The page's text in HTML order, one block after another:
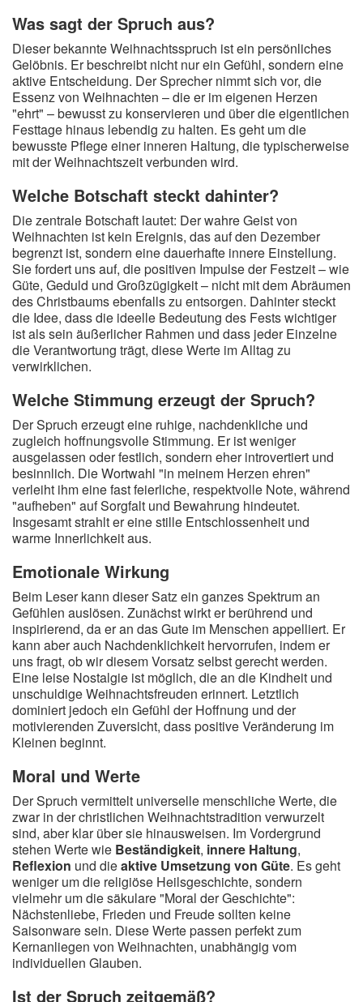
Was sagt der Spruch aus?
Dieser bekannte Weihnachtsspruch ist ein persönliches
Gelöbnis. Er beschreibt nicht nur ein Gefühl, sondern eine
aktive Entscheidung. Der Sprecher nimmt sich vor, die
Essenz von Weihnachten – die er im eigenen Herzen
"ehrt" – bewusst zu konservieren und über die eigentlichen
Festtage hinaus lebendig zu halten. Es geht um die
bewusste Pflege einer inneren Haltung, die typischerweise
mit der Weihnachtszeit verbunden wird.
Welche Botschaft steckt dahinter?
Die zentrale Botschaft lautet: Der wahre Geist von
Weihnachten ist kein Ereignis, das auf den Dezember
begrenzt ist, sondern eine dauerhafte innere Einstellung.
Sie fordert uns auf, die positiven Impulse der Festzeit – wie
Güte, Geduld und Großzügigkeit – nicht mit dem Abräumen
des Christbaums ebenfalls zu entsorgen. Dahinter steckt
die Idee, dass die ideelle Bedeutung des Fests wichtiger
ist als sein äußerlicher Rahmen und dass jeder Einzelne
die Verantwortung trägt, diese Werte im Alltag zu
verwirklichen.
Welche Stimmung erzeugt der Spruch?
Der Spruch erzeugt eine ruhige, nachdenkliche und
zugleich hoffnungsvolle Stimmung. Er ist weniger
ausgelassen oder festlich, sondern eher introvertiert und
besinnlich. Die Wortwahl "in meinem Herzen ehren"
verleiht ihm eine fast feierliche, respektvolle Note, während
"aufheben" auf Sorgfalt und Bewahrung hindeutet.
Insgesamt strahlt er eine stille Entschlossenheit und
warme Innerlichkeit aus.
Emotionale Wirkung
Beim Leser kann dieser Satz ein ganzes Spektrum an
Gefühlen auslösen. Zunächst wirkt er berührend und
inspirierend, da er an das Gute im Menschen appelliert. Er
kann aber auch Nachdenklichkeit hervorrufen, indem er
uns fragt, ob wir diesem Vorsatz selbst gerecht werden.
Eine leise Nostalgie ist möglich, die an die Kindheit und
unschuldige Weihnachtsfreuden erinnert. Letztlich
dominiert jedoch ein Gefühl der Hoffnung und der
motivierenden Zuversicht, dass positive Veränderung im
Kleinen beginnt.
Moral und Werte
Der Spruch vermittelt universelle menschliche Werte, die
zwar in der christlichen Weihnachtstradition verwurzelt
sind, aber klar über sie hinausweisen. Im Vordergrund
stehen Werte wie Beständigkeit, innere Haltung,
Reflexion und dieaktive Umsetzung von Güte. Es geht
weniger um die religiöse Heilsgeschichte, sondern
vielmehr um die säkulare "Moral der Geschichte":
Nächstenliebe, Frieden und Freude sollten keine
Saisonware sein. Diese Werte passen perfekt zum
Kernanliegen von Weihnachten, unabhängig vom
individuellen Glauben.
Ist der Spruch zeitgemäß?